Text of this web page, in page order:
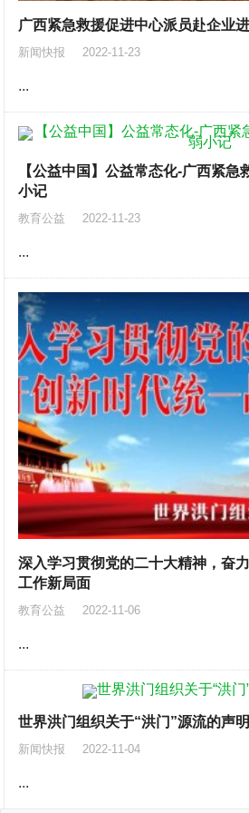
广西紧急救援促进中心派员赴企业
新闻快报 2022-11-23
...
【公益中国】公益常态化-广西紧急
小记
教育公益 2022-11-23
...
深入学习贯彻党的二十大精神，奋
工作新局面
教育公益 2022-11-06
...
世界洪门组织关于“洪门”源流的声明
新闻快报 2022-11-04
...